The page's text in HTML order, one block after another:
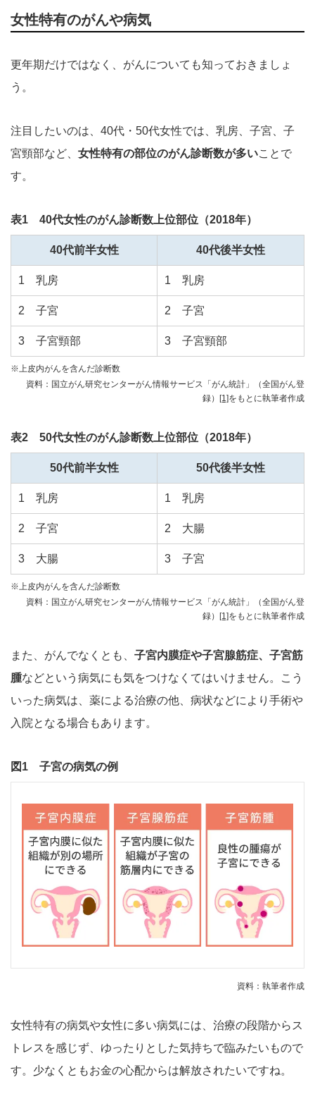
女性特有のがんや病気
更年期だけではなく、がんについても知っておきましょ
う。
注目したいのは、40代・50代女性では、乳房、子宮、子
宮頸部など、 女性特有の部位のがん診断数が多いことで
す。
表1 40代女性のがん診断数上位部位（2018年）
40代前半女性 40代後半女性
1 乳房 1 乳房
2 子宮 2 子宮
3 子宮頸部 3 子宮頸部
※上皮内がんを含んだ診断数
資料：国立がん研究センターがん情報サービス「がん統計」（全国がん登
録）
[1]をもとに執筆者作成
表2 50代女性のがん診断数上位部位（2018年）
50代前半女性 50代後半女性
1 乳房 1 乳房
2 子宮 2 大腸
3 大腸 3 子宮
※上皮内がんを含んだ診断数
資料：国立がん研究センターがん情報サービス「がん統計」（全国がん登
録）
[1]をもとに執筆者作成
また、がんでなくとも、 子宮内膜症や子宮腺筋症、子宮筋
腫などという病気にも気をつけなくてはいけません。こう
いった病気は、薬による治療の他、病状などにより手術や
入院となる場合もあります。
図1 子宮の病気の例
資料：執筆者作成
女性特有の病気や女性に多い病気には、治療の段階からス
トレスを感じず、ゆったりとした気持ちで臨みたいもので
す。少なくともお金の心配からは解放されたいですね。